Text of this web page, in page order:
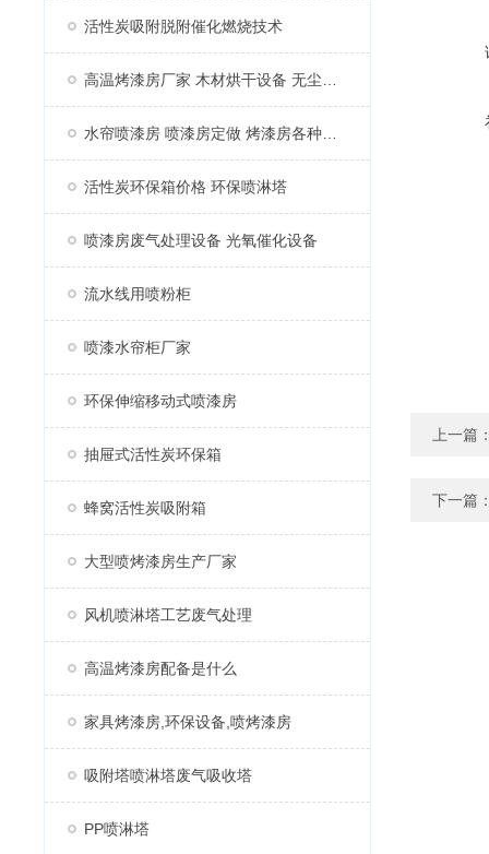
活性炭吸附脱附催化燃烧技术
活性炭环保箱价格 环保喷淋塔
喷漆房废气处理设备 光氧催化设备
流水线用喷粉柜
喷漆水帘柜厂家
环保伸缩移动式喷漆房
抽屉式活性炭环保箱
蜂窝活性炭吸附箱
大型喷烤漆房生产厂家
风机喷淋塔工艺废气处理
高温烤漆房配备是什么
家具烤漆房,环保设备,喷烤漆房
吸附塔喷淋塔废气吸收塔
PP喷淋塔
上一篇
下一篇